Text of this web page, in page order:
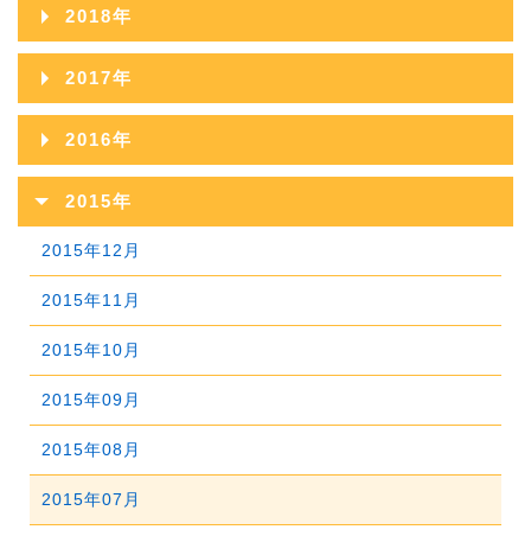
2025年03月
2025年02月
2025年01月
2024年05月
2024年03月
2024年02月
2024年01月
2023年07月
2023年06月
2023年05月
2023年03月
2023年02月
2023年01月
2022年08月
2022年07月
2022年06月
2022年05月
2021年09月
2021年08月
2021年07月
2021年06月
2021年05月
2021年04月
2021年03月
2021年02月
2021年01月
2020年10月
2020年09月
2020年08月
2020年07月
2020年06月
2020年05月
2020年04月
2020年03月
2020年02月
2020年01月
2019年11月
2019年10月
2019年09月
2019年08月
2019年07月
2019年06月
2019年05月
2019年04月
2019年03月
2019年02月
2018年
2018年12月
2018年11月
2018年10月
2018年09月
2018年08月
2018年07月
2018年06月
2018年05月
2018年04月
2018年03月
2017年
2017年12月
2017年11月
2017年10月
2017年09月
2017年08月
2017年07月
2017年06月
2017年05月
2017年04月
2016年
2016年12月
2015年
2015年12月
2015年11月
2015年10月
2015年09月
2015年08月
2015年07月